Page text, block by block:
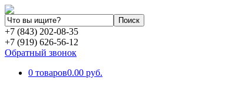
+7 (843) 202-08-35
+7 (919) 626-56-12
Обратный звонок
0 товаров0.00 руб.